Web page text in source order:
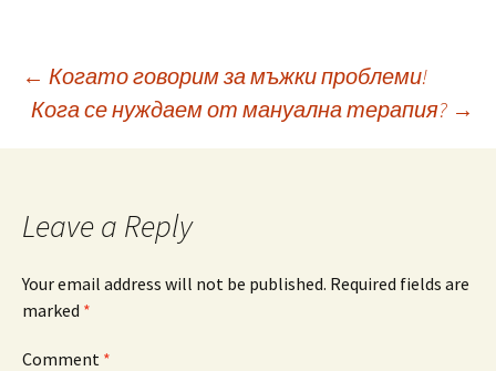
Post
navigation
← Когато говорим за мъжки проблеми!
Кога се нуждаем от мануална терапия? →
Leave a Reply
Your email address will not be published. Required fields are
marked *
Comment *